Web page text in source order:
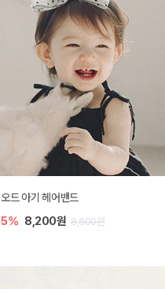
오드 아기 헤어밴드
5% 8,200원 8,600원